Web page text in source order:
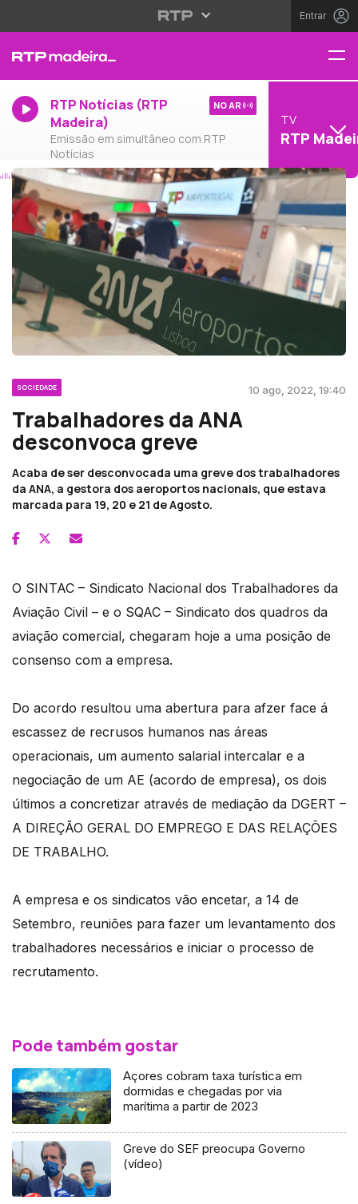
Entrar
RTP Notícias (RTP
Madeira)
Emissão em simultâneo com RTP
Notícias
NO AR
TV
RTP
SOCIEDADE 10 ago, 2022, 19:40
Trabalhadores da ANA
desconvoca greve
Acaba de ser desconvocada uma greve dos trabalhadores
da ANA, a gestora dos aeroportos nacionais, que estava
marcada para 19, 20 e 21 de Agosto.
O SINTAC – Sindicato Nacional dos Trabalhadores da
Aviação Civil – e o SQAC – Sindicato dos quadros da
aviação comercial, chegaram hoje a uma posição de
consenso com a empresa.
Do acordo resultou uma abertura para afzer face á
escassez de recrusos humanos nas áreas
operacionais, um aumento salarial intercalar e a
negociação de um AE (acordo de empresa), os dois
últimos a concretizar através de mediação da DGERT –
A DIREÇÃO GERAL DO EMPREGO E DAS RELAÇÕES
DE TRABALHO.
A empresa e os sindicatos vão encetar, a 14 de
Setembro, reuniões para fazer um levantamento dos
trabalhadores necessários e iniciar o processo de
recrutamento.
Pode também gostar
Açores cobram taxa turística em
dormidas e chegadas por via
marítima a partir de 2023
Greve do SEF preocupa Governo
(vídeo)